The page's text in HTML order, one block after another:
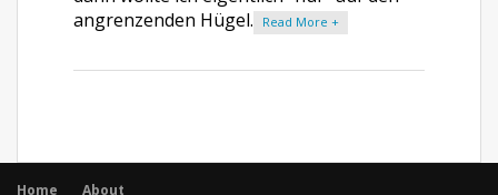
angrenzenden Hügel.
Read More +
Home About